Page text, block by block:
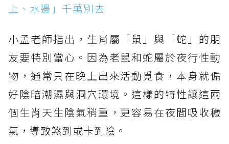
上、水邊」千萬別去
小孟老師指出，生肖屬「鼠」與「蛇」的朋
友要特別當心。因為老鼠和蛇屬於夜行性動
物，通常只在晚上出來活動覓食，本身就偏
好陰暗潮濕與洞穴環境。這樣的特性讓這兩
個生肖天生陰氣稍重，更容易在夜間吸收穢
氣，導致煞到或卡到陰。